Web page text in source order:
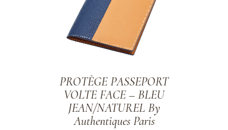
PROTÈGE PASSEPORT
VOLTE FACE – BLEU
JEAN/NATUREL By
Authentiques Paris